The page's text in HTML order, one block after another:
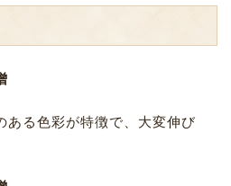
ある色彩が特徴で、大変伸び